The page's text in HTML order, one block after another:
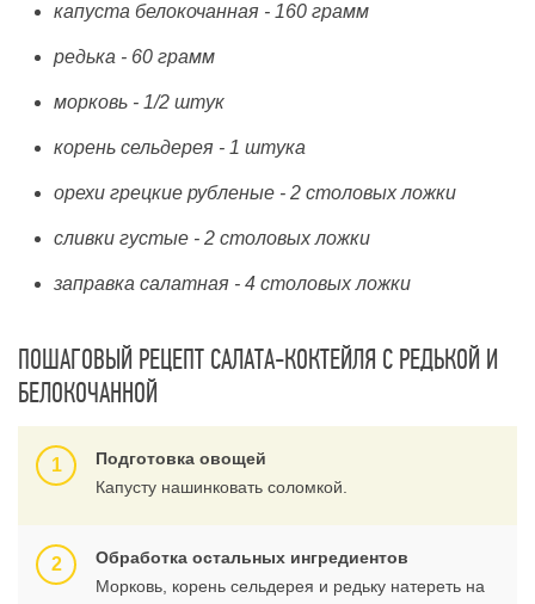
капуста белокочанная - 160 грамм
редька - 60 грамм
морковь - 1/2 штук
корень сельдерея - 1 штука
орехи грецкие рубленые - 2 столовых ложки
сливки густые - 2 столовых ложки
заправка салатная - 4 столовых ложки
ПОШАГОВЫЙ РЕЦЕПТ САЛАТА-КОКТЕЙЛЯ С РЕДЬКОЙ И
БЕЛОКОЧАННОЙ
Подготовка овощей
Капусту нашинковать соломкой.
Обработка остальных ингредиентов
Морковь, корень сельдерея и редьку натереть на